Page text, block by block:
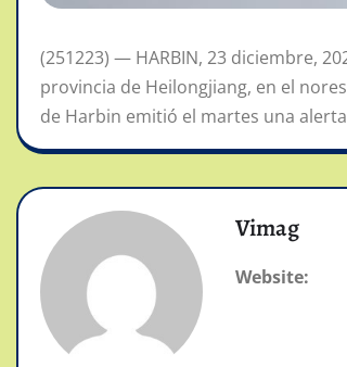
(251223) — HARBIN, 23 diciembre,
provincia de Heilongjiang, en el
de Harbin emitió el martes una
Vimag
Website: